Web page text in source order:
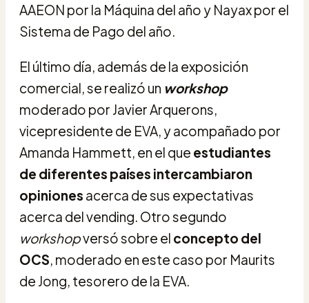
AAEON por la Máquina del año y Nayax por el
Sistema de Pago del año.
El último día, además de la exposición
comercial, se realizó un workshop
moderado por Javier Arquerons,
vicepresidente de EVA, y acompañado por
Amanda Hammett, en el que estudiantes
de diferentes países intercambiaron
opiniones acerca de sus expectativas
acerca del vending. Otro segundo
workshopversó sobre el concepto del
OCS, moderado en este caso por Maurits
de Jong, tesorero de la EVA.